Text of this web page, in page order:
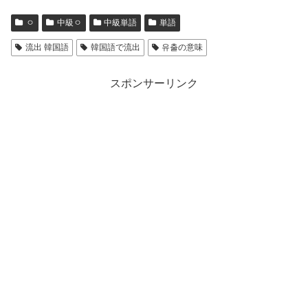
ㅇ 中級ㅇ 中級単語 単語
流出 韓国語 韓国語で流出 유출の意味
スポンサーリンク